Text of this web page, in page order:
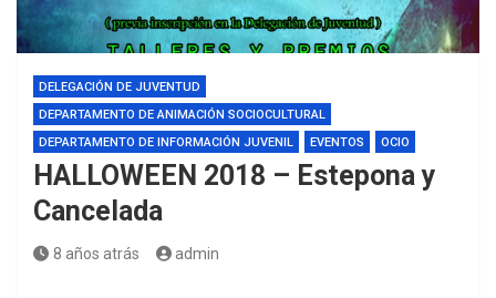
DELEGACIÓN DE JUVENTUD
DEPARTAMENTO DE ANIMACIÓN SOCIOCULTURAL
DEPARTAMENTO DE INFORMACIÓN JUVENIL
EVENTOS OCIO
HALLOWEEN 2018 – Estepona y
Cancelada
8 años atrás admin